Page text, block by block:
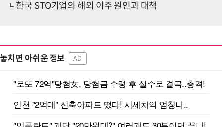
한국 STO기업의 해외 이주 원인과 대책
놓치면 아쉬운 정보 AD